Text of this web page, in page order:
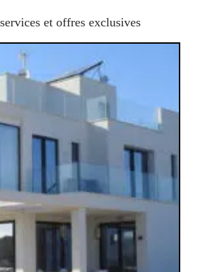
et offres exclusives